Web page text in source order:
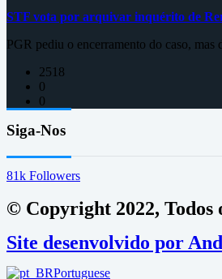
STF vota por arquivar inquérito de
PGR pediu o encerramento do caso,
2518
0
0
Siga-Nos
81k Followers
© Copyright 2022, Todos
Site desenvolvido por
Portuguese